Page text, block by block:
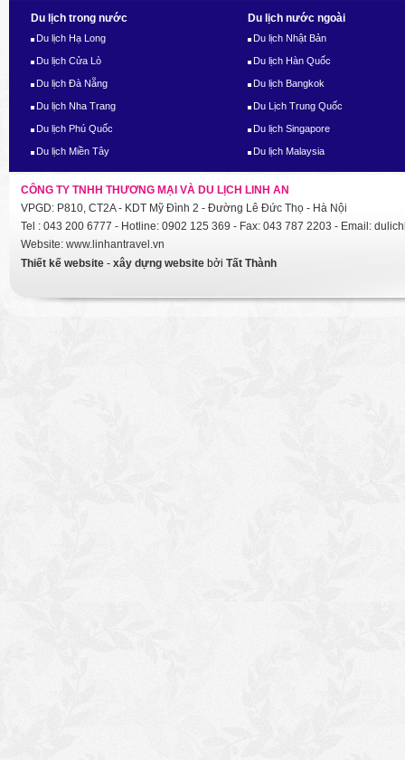
Du lịch trong nước
Du lịch Hạ Long
Du lịch Cửa Lò
Du lịch Đà Nẵng
Du lịch Nha Trang
Du lịch Phú Quốc
Du lịch Miền Tây
Du lịch nước ngoài
Du lịch Nhật Bản
Du lịch Hàn Quốc
Du lịch Bangkok
Du Lịch Trung Quốc
Du lịch Singapore
Du lịch Malaysia
CÔNG TY TNHH THƯƠNG MẠI VÀ DU LỊCH LINH AN
VPGD: P810, CT2A - KDT Mỹ Đình 2 - Đường Lê Đức Thọ - Hà Nội
Tel : 043 200 6777 - Hotline: 0902 125 369 - Fax: 043 787 2203 - Email:
Website: www.linhantravel.vn
Thiết kế website - xây dựng website bởi Tất Thành